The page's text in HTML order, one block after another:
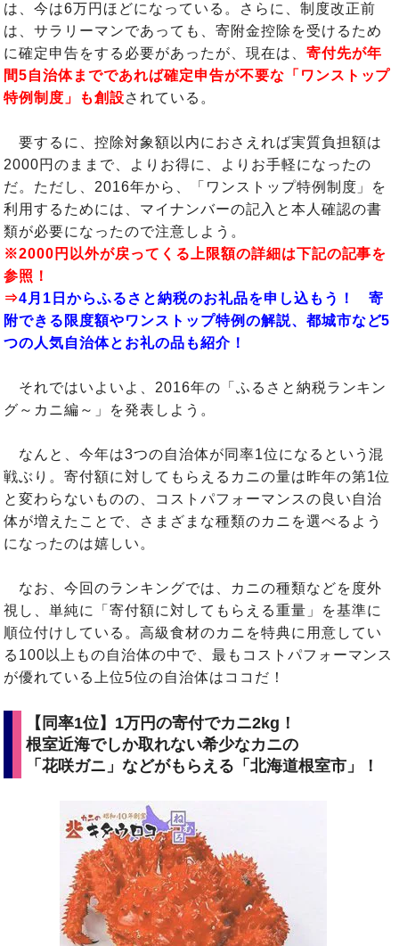
は、今は6万円ほどになっている。さらに、制度改正前
は、サラリーマンであっても、寄附金控除を受けるため
に確定申告をする必要があったが、現在は、 寄付先が年
間5自治体までであれば確定申告が不要な「ワンストップ
特例制度」
も創設されている。
要するに、控除対象額以内におさえれば実質負担額は
2000円のままで、よりお得に、よりお手軽になったの
だ。ただし、2016年から、「ワンストップ特例制度」を
利用するためには、マイナンバーの記入と本人確認の書
類が必要になったので注意しよう。
※2000円以外が戻ってくる上限額の詳細は下記の記事を
参照！
⇒4月1日からふるさと納税のお礼品を申し込もう！ 寄
附できる限度額やワンストップ特例の解説、都城市など5
つの人気自治体とお礼の品も紹介！
それではいよいよ、2016年の「ふるさと納税ランキン
グ～カニ編～」を発表しよう。
なんと、今年は3つの自治体が同率1位になるという混
戦ぶり。寄付額に対してもらえるカニの量は昨年の第1位
と変わらないものの、コストパフォーマンスの良い自治
体が増えたことで、さまざまな種類のカニを選べるよう
になったのは嬉しい。
なお、今回のランキングでは、カニの種類などを度外
視し、単純に「寄付額に対してもらえる重量」を基準に
順位付けしている。高級食材のカニを特典に用意してい
る100以上もの自治体の中で、最もコストパフォーマンス
が優れている上位5位の自治体はココだ！
【同率1位】1万円の寄付でカニ2kg！
根室近海でしか取れない希少なカニの
「花咲ガニ」などがもらえる「北海道根室市」！